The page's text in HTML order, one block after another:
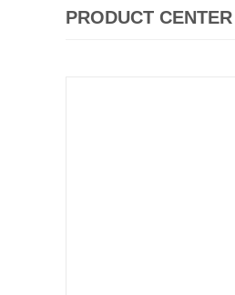
PRODUCT CENTER